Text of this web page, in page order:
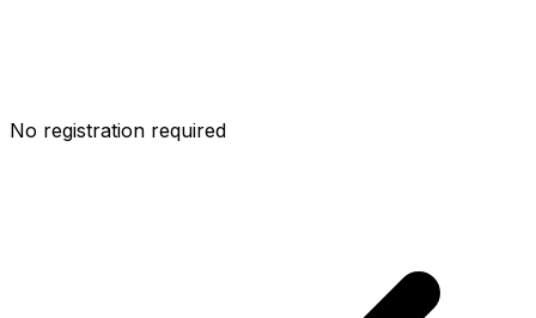
No registration required